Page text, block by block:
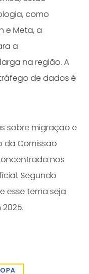
como
e Meta, a
a
na região. A
de dados é
sobre migração e
da Comissão
nos
Segundo
esse tema seja